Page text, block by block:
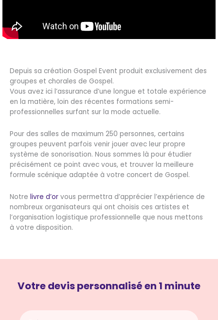
Depuis sa création Gospel Event produit exclusivement des
groupes et chorales de Gospel.
Vous avez ici l’assurance d’une longue et totale expérience
en la matière, loin des récentes formations semi-
professionnelles surfant sur la mode actuelle.
Pour des salles de maximum 250 personnes, certains
groupes peuvent parfois venir jouer avec leur propre
système de sonorisation. Nous sommes là pour étudier
précisément ce point avec vous, et trouver la meilleure
formule scénique adaptée à votre concert de Gospel.
Notre livre d’or vous permettra d’apprécier l’expérience de
nombreux organisateurs qui ont choisis ces artistes et
l’organisation logistique professionnelle que nous mettons
à votre disposition.
Votre devis personnalisé en 1 minute